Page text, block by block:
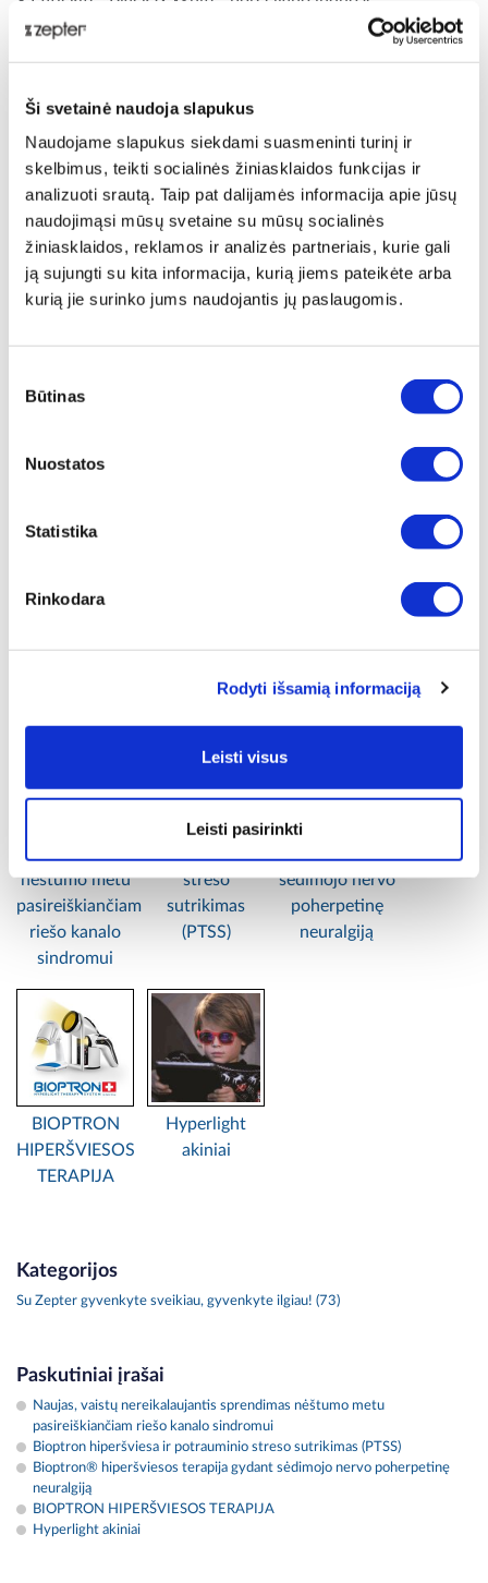
Ši svetainė naudoja slapukus
Naudojame slapukus siekdami suasmeninti turinį ir
skelbimus, teikti socialinės žiniasklaidos funkcijas ir
analizuoti srautą. Taip pat dalijamės informacija apie jūsų
naudojimąsi mūsų svetaine su mūsų socialinės
žiniasklaidos, reklamos ir analizės partneriais, kurie gali
ją sujungti su kita informacija, kurią jiems pateikėte arba
kurią jie surinko jums naudojantis jų paslaugomis.
pasirinkimas
Būtinas
Nuostatos
Statistika
Rinkodara
Rodyti išsamią informaciją
Leisti visus
Leisti pasirinkti
Įkeltam vaizdo įrašui reikalingas sutikimas naudoti
slapukus
Norėdami pamatyti Youtube įkeltą vaizdo įrašą, turite
sutikti su mūsų slapukų naudojimo politika. Visada
galite žiūrėti vaizdo įrašą tiesiogiai YouTube naudodami
Paskelbta: 2019-03-18 14:33:02 Zepter International
| su 0
Su Zepter gyvenkyte sveikiau, gyvenkyte ilgiau!
Jums taip pat gali patikti:
Naujas, vaistų
nėštumo metu
pasireiškiančiam
riešo kanalo
sindromui
Bioptron
hiperšviesa ir
streso
sutrikimas
(PTSS)
Bioptron®
hiperšviesos
sėdimojo nervo
poherpetinę
neuralgiją
BIOPTRON
HIPERŠVIESOS
TERAPIJA
Hyperlight
akiniai
Kategorijos
Su Zepter gyvenkyte sveikiau, gyvenkyte ilgiau! (73)
Paskutiniai įrašai
Naujas, vaistų nereikalaujantis sprendimas nėštumo metu
pasireiškiančiam riešo kanalo sindromui
Bioptron hiperšviesa ir potrauminio streso sutrikimas (PTSS)
Bioptron® hiperšviesos terapija gydant sėdimojo nervo poherpetinę
neuralgiją
BIOPTRON HIPERŠVIESOS TERAPIJA
Hyperlight akiniai